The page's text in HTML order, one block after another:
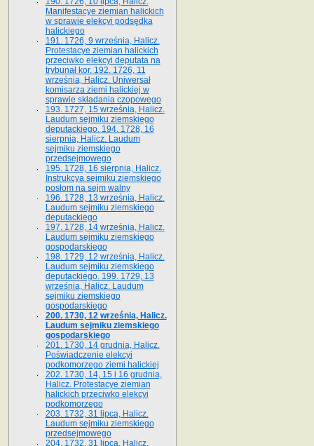
Manifestacye ziemian halickich
w sprawie elekcyi podsędka
halickiego
191. 1726, 9 września, Halicz.
Protestacye ziemian halickich
przeciwko elekcyi deputata na
trybunał kor. 192. 1726, 11
września, Halicz. Uniwersał
komisarza ziemi halickiej w
sprawie składania czopowego
193. 1727, 15 września, Halicz.
Laudum sejmiku ziemskiego
deputackiego. 194. 1728, 16
sierpnia, Halicz. Laudum
sejmiku ziemskiego
przedsejmowego
195. 1728, 16 sierpnia, Halicz.
Instrukcya sejmiku ziemskiego
posłom na sejm walny
196. 1728, 13 września, Halicz.
Laudum sejmiku ziemskiego
deputackiego
197. 1728, 14 września, Halicz.
Laudum sejmiku ziemskiego
gospodarskiego
198. 1729, 12 września, Halicz.
Laudum sejmiku ziemskiego
deputackiego. 199. 1729, 13
września, Halicz. Laudum
sejmiku ziemskiego
gospodarskiego
200. 1730, 12 września, Halicz.
Laudum sejmiku ziemskiego
gospodarskiego
201. 1730, 14 grudnia, Halicz.
Poświadczenie elekcyi
podkomorzego ziemi halickiej
202. 1730, 14, 15 i 16 grudnia,
Halicz. Protestacye ziemian
halickich przeciwko elekcyi
podkomorzego
203. 1732, 31 lipca, Halicz.
Laudum sejmiku ziemskiego
przedsejmowego
204. 1732, 31 lipca, Halicz.